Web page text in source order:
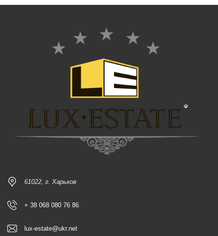
61022, г. Харьков
+ 38 068 080 76 86
lux-estate@ukr.net